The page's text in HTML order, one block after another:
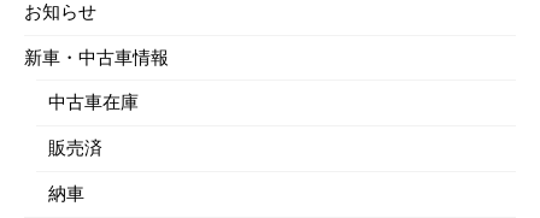
お知らせ
新車・中古車情報
中古車在庫
販売済
納車